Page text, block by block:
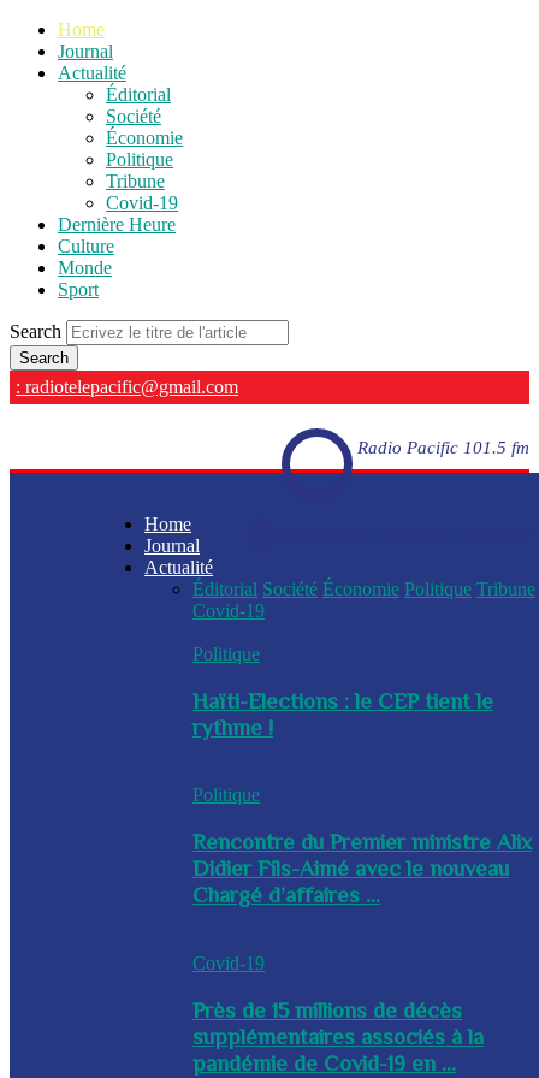
Home
Journal
Actualité
Éditorial
Société
Économie
Politique
Tribune
Covid-19
Dernière Heure
Culture
Monde
Sport
Search
: radiotelepacific@gmail.com
Radio Pacific 101.5 fm
Home
Journal
Actualité
Éditorial Société Économie Politique Tribune
Covid-19
Politique
Haïti-Elections : le CEP tient le
rythme !
Politique
Rencontre du Premier ministre Alix
Didier Fils-Aimé avec le nouveau
Chargé d’affaires ...
Covid-19
Près de 15 millions de décès
supplémentaires associés à la
pandémie de Covid-19 en ...